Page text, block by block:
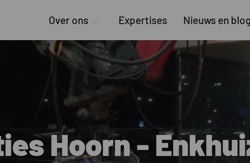
Over ons Expertises Nieuws en
Hoorn -